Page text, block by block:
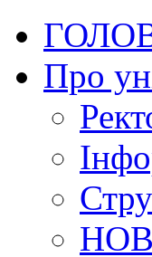
Про